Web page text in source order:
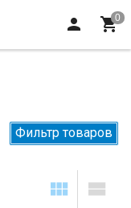
Фильтр товаров